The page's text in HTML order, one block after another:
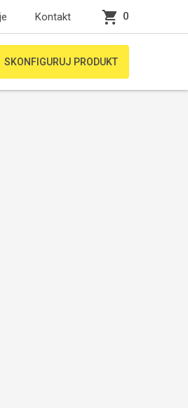
Kontakt 0
SKONFIGURUJ PRODUKT